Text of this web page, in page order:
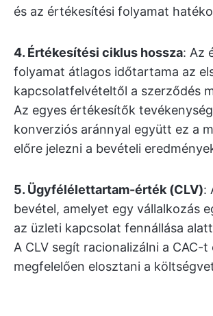
és az értékesítési folyamat
4. Értékesítési ciklus hossza: Az
folyamat átlagos időtartama az
kapcsolatfelvételtől a szerződés
Az egyes értékesítők
konverziós aránnyal együtt ez a
előre jelezni a bevételi
5. Ügyfélélettartam-érték (CLV):
bevétel, amelyet egy vállalkozás
az üzleti kapcsolat fennállása
A CLV segít racionalizálni a CAC-t
megfelelően elosztani a